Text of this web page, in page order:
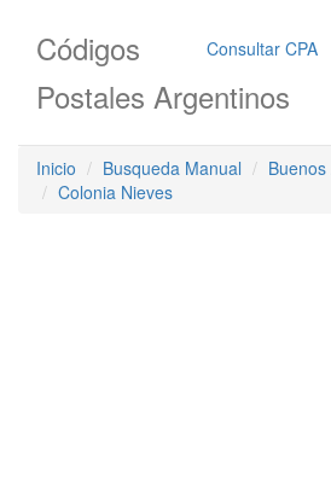
Consultar CPA
Códigos
Postales Argentinos
Inicio Busqueda Manual
Colonia Nieves